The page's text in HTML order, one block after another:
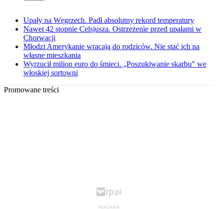
Upały na Węgrzech. Padł absolutny rekord temperatury
Nawet 42 stopnie Celsjusza. Ostrzeżenie przed upałami w
Chorwacji
Młodzi Amerykanie wracają do rodziców. Nie stać ich na
własne mieszkania
Wyrzucił milion euro do śmieci. „Poszukiwanie skarbu" we
włoskiej sortowni
Promowane treści